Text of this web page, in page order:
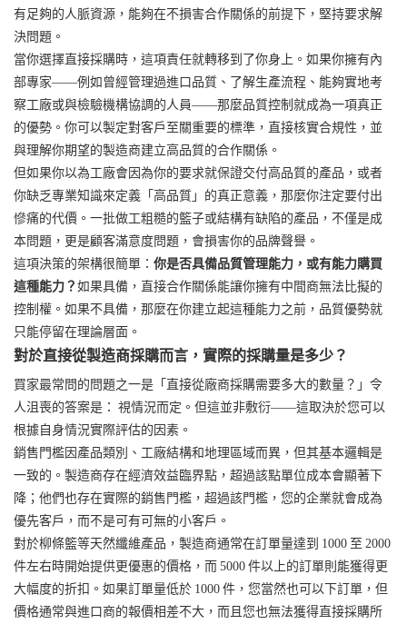
有足夠的人脈資源，能夠在不損害合作關係的前提下，堅持要求解
決問題。
當你選擇直接採購時，這項責任就轉移到了你身上。如果你擁有內
部專家——例如曾經管理過進口品質、了解生產流程、能夠實地考
察工廠或與檢驗機構協調的人員——那麼品質控制就成為一項真正
的優勢。你可以製定對客戶至關重要的標準，直接核實合規性，並
與理解你期望的製造商建立高品質的合作關係。
但如果你以為工廠會因為你的要求就保證交付高品質的產品，或者
你缺乏專業知識來定義「高品質」的真正意義，那麼你注定要付出
慘痛的代價。一批做工粗糙的籃子或結構有缺陷的產品，不僅是成
本問題，更是顧客滿意度問題，會損害你的品牌聲譽。
這項決策的架構很簡單： 你是否具備品質管理能力，或有能力購買
這種能力？如果具備，直接合作關係能讓你擁有中間商無法比擬的
控制權。如果不具備，那麼在你建立起這種能力之前，品質優勢就
只能停留在理論層面。
對於直接從製造商採購而言，實際的採購量是多少？
買家最常問的問題之一是「直接從廠商採購需要多大的數量？」令
人沮喪的答案是： 視情況​​而定。但這並非敷衍——這取決於您可以
根據自身情況實際評估的因素。
銷售門檻因產品類別、工廠結構和地理區域而異，但其基本邏輯是
一致的。製造商存在經濟效益臨界點，超過該點單位成本會顯著下
降；他們也存在實際的銷售門檻，超過該門檻，您的企業就會成為
優先客戶，而不是可有可無的小客戶。
對於柳條籃等天然纖維產品，製造商通常在訂單量達到 1000 至 2000
件左右時開始提供更優惠的價格，而 5000 件以上的訂單則能獲得更
大幅度的折扣。如果訂單量低於 1000 件，您當然也可以下訂單，但
價格通常與進口商的報價相差不大，而且您也無法獲得直接採購所